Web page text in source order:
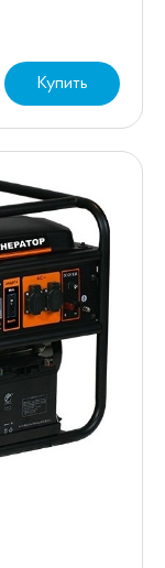
Купить